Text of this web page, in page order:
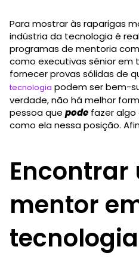
Para mostrar às raparigas
indústria da tecnologia é
programas de mentoria
como executivas sénior em
fornecer provas sólidas de
tecnologia podem ser bem-
verdade, não há melhor
pessoa que pode fazer
como ela nessa posição.
Encontrar
mentor
tecnologia